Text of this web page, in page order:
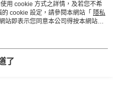
用 cookie 方式之詳情，及若您不希
cookie 設定，請參閱本網站「 隱私
站即表示您同意本公司得按本網站使
了